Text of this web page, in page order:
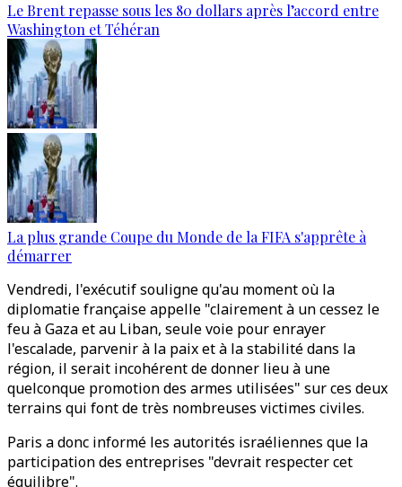
Le Brent repasse sous les 80 dollars après l’accord entre
Washington et Téhéran
La plus grande Coupe du Monde de la FIFA s'apprête à
démarrer
Vendredi, l'exécutif souligne qu'au moment où la
diplomatie française appelle "clairement à un cessez le
feu à Gaza et au Liban, seule voie pour enrayer
l'escalade, parvenir à la paix et à la stabilité dans la
région, il serait incohérent de donner lieu à une
quelconque promotion des armes utilisées" sur ces deux
terrains qui font de très nombreuses victimes civiles.
Paris a donc informé les autorités israéliennes que la
participation des entreprises "devrait respecter cet
équilibre".